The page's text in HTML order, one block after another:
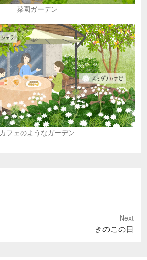
菜園ガーデン
カフェのようなガーデン
Next
きのこの日